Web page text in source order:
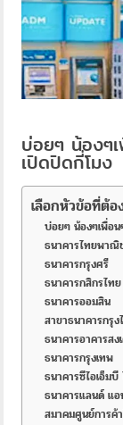
บ่อยๆ น้องๆ
เปิดปิดกี่โมง
เลือกหัวข้อที่ต้อ
บ่อยๆ น้องๆเพื่อน
ธนาคารไทยพาณิ
ธนาคารกรุงศรี
ธนาคารกสิกรไทย
ธนาคารออมสิน
สาขาธนาคารกรุ
ธนาคารอาคารสง
ธนาคารกรุงเทพ
ธนาคารซีไอเอ็มบี
ธนาคารแลนด์ แอ
สมาคมศูนย์การ